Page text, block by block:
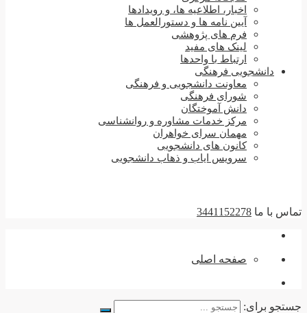
اخبار، اطلاعیه ها، و رویدادها
آیین نامه ها و دستورالعمل ها
فرم های پژوهشی
لینک های مفید
ارتباط با واحدها
دانشجویی فرهنگی
معاونت دانشجویی و فرهنگی
شورای فرهنگی
دانش آموختگان
مرکز خدمات مشاوره و روانشناسی
مهمان سرای خواهران
کانون های دانشجویی
سرویس ایاب و ذهاب دانشجویی
تماس با ما 3441152278
صفحه اصلی
جستجو برای: